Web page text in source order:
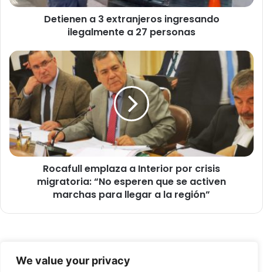
We value your privacy
a
t
r
a
n
j
e
r
o
s
e
Detienen a 3 extranjeros ingresando
ilegalmente a 27 personas
R
o
c
a
f
u
l
l
e
Rocafull emplaza a Interior por crisis
migratoria: “No esperen que se activen
marchas para llegar a la región”